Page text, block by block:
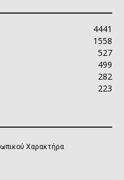
4441
1558
527
499
282
223
Χαρακτήρα